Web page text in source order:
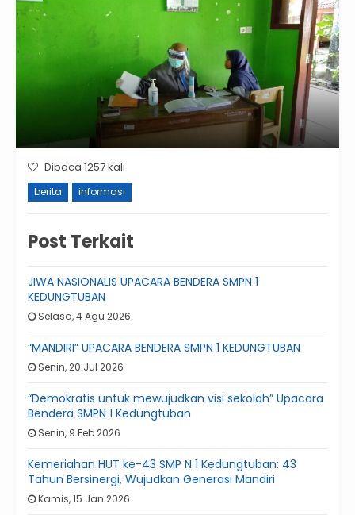
Dibaca 1257 kali
berita informasi
Post Terkait
JIWA NASIONALIS UPACARA BENDERA SMPN 1
KEDUNGTUBAN
Selasa, 4 Agu 2026
“MANDIRI” UPACARA BENDERA SMPN 1 KEDUNGTUBAN
Senin, 20 Jul 2026
“Demokratis untuk mewujudkan visi sekolah” Upacara
Bendera SMPN 1 Kedungtuban
Senin, 9 Feb 2026
Kemeriahan HUT ke-43 SMP N 1 Kedungtuban: 43
Tahun Bersinergi, Wujudkan Generasi Mandiri
Kamis, 15 Jan 2026